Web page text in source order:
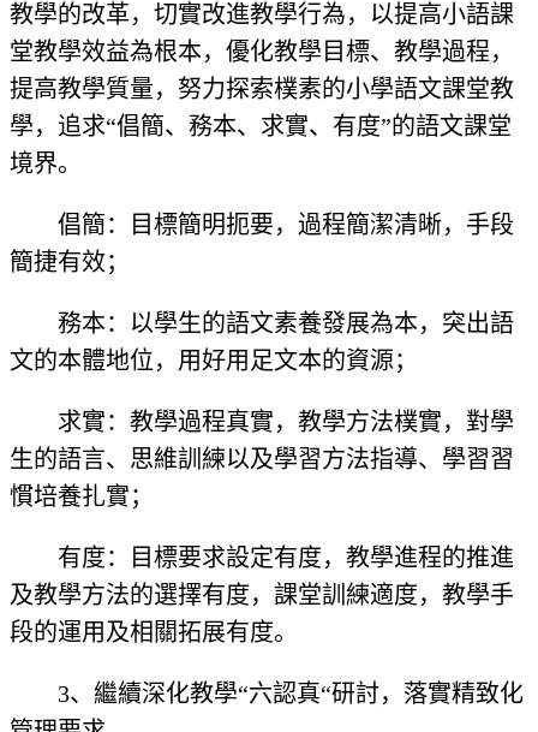
教學的改革，切實改進教學行為，以提高小語課
堂教學效益為根本，優化教學目標、教學過程，
提高教學質量，努力探索樸素的小學語文課堂教
學，追求“倡簡、務本、求實、有度”的語文課堂
境界。
倡簡：目標簡明扼要，過程簡潔清晰，手段
簡捷有效；
務本：以學生的語文素養發展為本，突出語
文的本體地位，用好用足文本的資源；
求實：教學過程真實，教學方法樸實，對學
生的語言、思維訓練以及學習方法指導、學習習
慣培養扎實；
有度：目標要求設定有度，教學進程的推進
及教學方法的選擇有度，課堂訓練適度，教學手
段的運用及相關拓展有度。
3、繼續深化教學“六認真“研討，落實精致化